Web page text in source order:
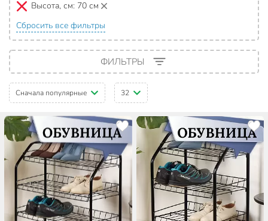
Высота, см: 70 см
Сбросить все фильтры
ФИЛЬТРЫ
Сначала популярные 32